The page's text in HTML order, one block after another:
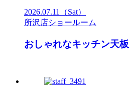
2026.07.11
（Sat）
所沢店ショールーム
おしゃれなキッチン天板